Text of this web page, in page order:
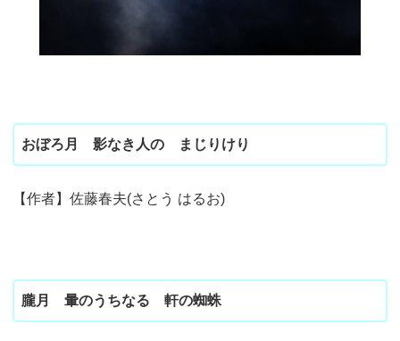
おぼろ月 影なき人の まじりけり
【作者】佐藤春夫(さとう はるお)
朧月 暈のうちなる 軒の蜘蛛